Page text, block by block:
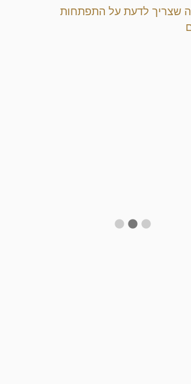
שצריך לדעת על התפתחות